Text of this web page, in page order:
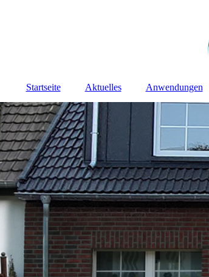
Startseite Aktuelles Anwendungen